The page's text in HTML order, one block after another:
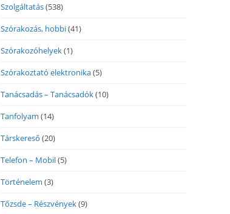
Szolgáltatás(538)
Szórakozás, hobbi(41)
Szórakozóhelyek(1)
Szórakoztató elektronika(5)
Tanácsadás – Tanácsadók(10)
Tanfolyam (14)
Társkereső (20)
Telefon – Mobil(5)
Történelem (3)
Tőzsde – Részvények(9)